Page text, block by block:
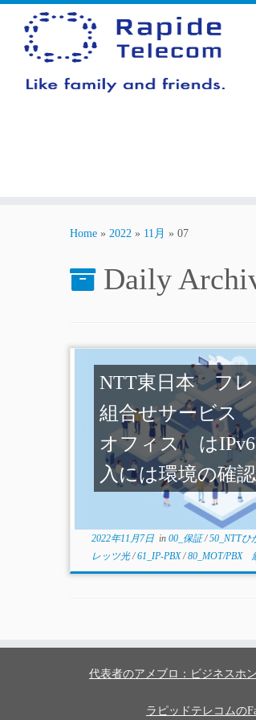
Skip
content
Home » 2022 » 11月 » 07
Daily
NTT東日本 フレ
組合せサービス
オフィス は
入には環境の確
2022年11月7日in 00_保証/50_NTT
レッツ光/61_IP-PBX/80_MOT/PBX
代表者のアメブロ：ビジネスホ
ラピッドテレコムの